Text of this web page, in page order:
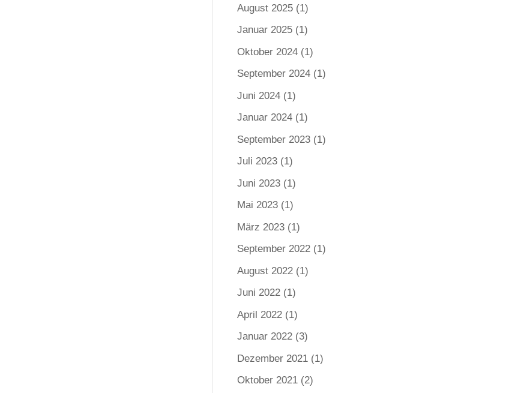
August 2025(1)
Januar 2025(1)
Oktober 2024(1)
September 2024(1)
Juni 2024(1)
Januar 2024(1)
September 2023(1)
Juli 2023(1)
Juni 2023(1)
Mai 2023(1)
März 2023(1)
September 2022(1)
August 2022(1)
Juni 2022(1)
April 2022(1)
Januar 2022(3)
Dezember 2021(1)
Oktober 2021(2)